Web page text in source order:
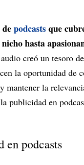
podcastsque
hasta
creó un tesoro
la oportunidad de
mantener la
publicidad en
en podcasts